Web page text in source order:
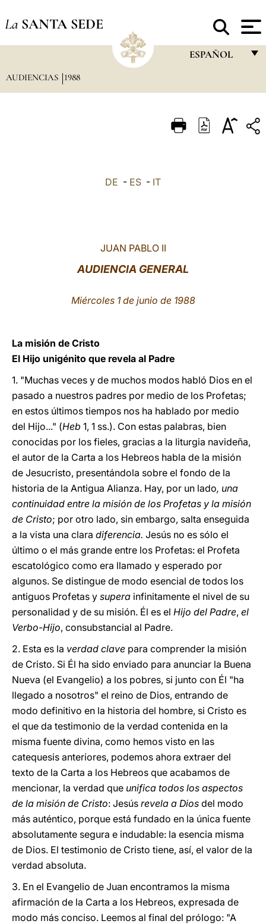
La SANTA SEDE
ESPAÑOL
ITALIANO
AUDIENCIAS 1988
DE - ES - IT
JUAN PABLO II
AUDIENCIA GENERAL
Miércoles 1 de junio de 1988
La misión de Cristo
El Hijo unigénito que revela al Padre
1. "Muchas veces y de muchos modos habló Dios en el
pasado a nuestros padres por medio de los Profetas;
en estos últimos tiempos nos ha hablado por medio
del Hijo..." (Heb 1, 1 ss.). Con estas palabras, bien
conocidas por los fieles, gracias a la liturgia navideña,
el autor de la Carta a los Hebreos habla de la misión
de Jesucristo, presentándola sobre el fondo de la
historia de la Antigua Alianza. Hay, por un lado, una
continuidad entre la misión de los Profetas y la misión
de Cristo; por otro lado, sin embargo, salta enseguida
a la vista una clara diferencia. Jesús no es sólo el
último o el más grande entre los Profetas: el Profeta
escatológico como era llamado y esperado por
algunos. Se distingue de modo esencial de todos los
antiguos Profetas y supera infinitamente el nivel de su
personalidad y de su misión. Él es el Hijo del Padre, el
Verbo-Hijo, consubstancial al Padre.
2. Esta es la verdad clave para comprender la misión
de Cristo. Si Él ha sido enviado para anunciar la Buena
Nueva (el Evangelio) a los pobres, si junto con Él "ha
llegado a nosotros" el reino de Dios, entrando de
modo definitivo en la historia del hombre, si Cristo es
el que da testimonio de la verdad contenida en la
misma fuente divina, como hemos visto en las
catequesis anteriores, podemos ahora extraer del
texto de la Carta a los Hebreos que acabamos de
mencionar, la verdad que unifica todos los aspectos
de la misión de Cristo: Jesús revela a Dios del modo
más auténtico, porque está fundado en la única fuente
absolutamente segura e indudable: la esencia misma
de Dios. El testimonio de Cristo tiene, así, el valor de la
verdad absoluta.
3. En el Evangelio de Juan encontramos la misma
afirmación de la Carta a los Hebreos, expresada de
modo más conciso. Leemos al final del prólogo: "A